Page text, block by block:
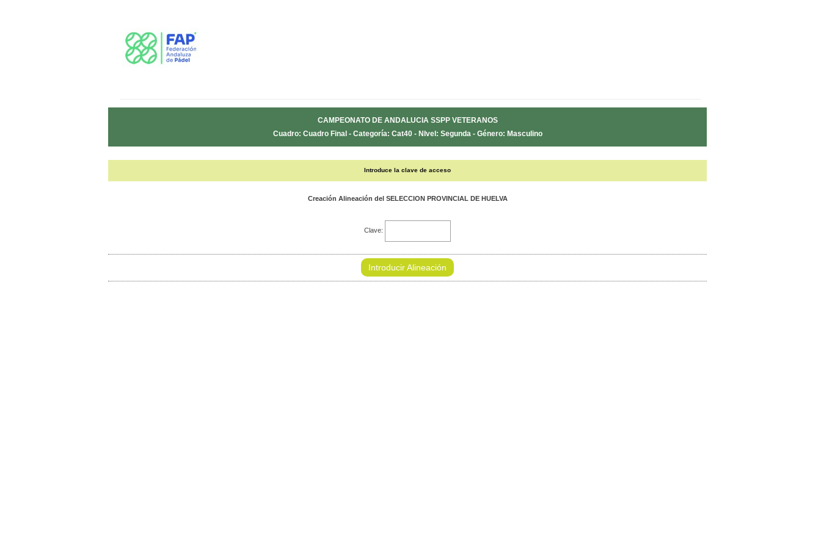
CAMPEONATO DE ANDALUCIA SSPP VETERANOS
Cuadro: Cuadro Final - Categoría: Cat40 - NIvel: Segunda - Género: Masculino
Introduce la clave de acceso
Creación Alineación del SELECCION PROVINCIAL DE HUELVA
Clave:
Introducir Alineación